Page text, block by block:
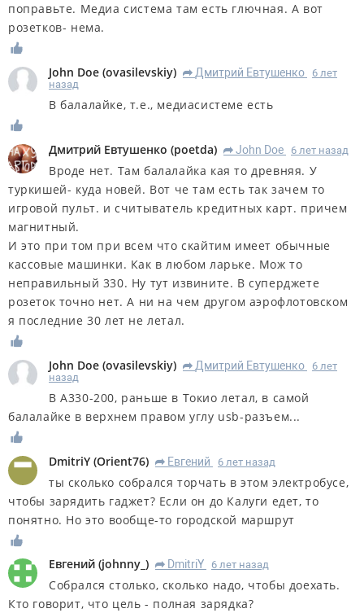
поправьте. Медиа система там есть глючная. А вот
розетков- нема.
John Doe (ovasilevskiy) R Дмитрий Евтушенко
6 лет
назад
В балалайке, т.е., медиасистеме есть
Дмитрий Евтушенко (poetda) R John Doe 6 лет назад
Вроде нет. Там балалайка кая то древняя. У
туркишей- куда новей. Вот че там есть так зачем то
игровой пульт. и считыватель кредитных карт. причем
магнитный.
И это при том при всем что скайтим имеет обычные
кассовые машинки. Как в любом ларьке. Мож то
неправильный 330. Ну тут извините. В суперджете
розеток точно нет. А ни на чем другом аэрофлотовском
я последние 30 лет не летал.
John Doe (ovasilevskiy) R Дмитрий Евтушенко
6 лет
назад
В А330-200, раньше в Токио летал, в самой
балалайке в верхнем правом углу usb-разъем...
DmitriY (Orient76) R Евгений 6 лет назад
ты сколько собрался торчать в этом электробусе,
чтобы зарядить гаджет? Если он до Калуги едет, то
понятно. Но это вообще-то городской маршрут
Евгений (johnny_ ) R DmitriY 6 лет назад
Собрался столько, сколько надо, чтобы доехать.
Кто говорит, что цель - полная зарядка?